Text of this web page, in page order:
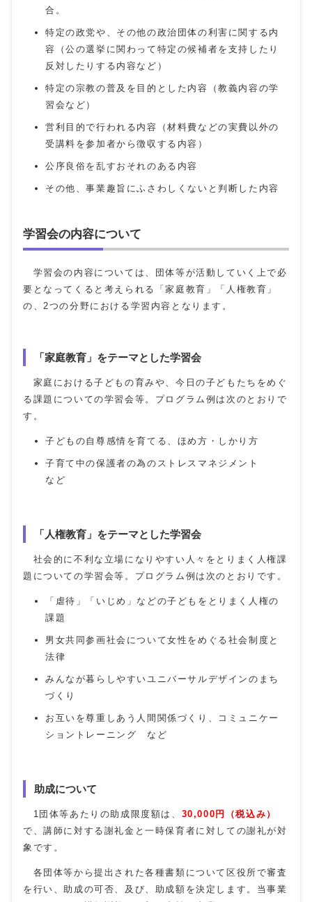
合。
特定の政党や、その他の政治団体の利害に関する内
容（公の選挙に関わって特定の候補者を支持したり
反対したりする内容など）
特定の宗教の普及を目的とした内容（教義内容の学
習会など）
営利目的で行われる内容（材料費などの実費以外の
受講料を参加者から徴収する内容）
公序良俗を乱すおそれのある内容
その他、事業趣旨にふさわしくないと判断した内容
学習会の内容について
学習会の内容については、団体等が活動していく上で必
要となってくると考えられる「家庭教育」「人権教育」
の、2つの分野における学習内容となります。
「家庭教育」をテーマとした学習会
家庭における子どもの育みや、今日の子どもたちをめぐ
る課題についての学習会等。プログラム例は次のとおりで
す。
子どもの自尊感情を育てる、ほめ方・しかり方
子育て中の保護者の為のストレスマネジメント
など
「人権教育」をテーマとした学習会
社会的に不利な立場になりやすい人々をとりまく人権課
題についての学習会等。プログラム例は次のとおりです。
「虐待」「いじめ」などの子どもをとりまく人権の
課題
男女共同参画社会について女性をめぐる社会制度と
法律
みんなが暮らしやすいユニバーサルデザインのまち
づくり
お互いを尊重しあう人間関係づくり、コミュニケー
ショントレーニング など
助成について
1団体等あたりの助成限度額は、 30,000円（税込み）
で、講師に対する謝礼金と一時保育者に対しての謝礼が対
象です。
各団体等から提出された各種書類について区役所で審査
を行い、助成の可否、及び、助成額を決定します。当事業